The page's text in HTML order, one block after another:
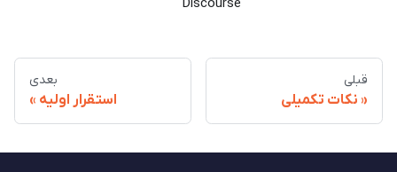
Discourse
قبلی
نکات تکمیلی
بعدی
استقرار اولیه